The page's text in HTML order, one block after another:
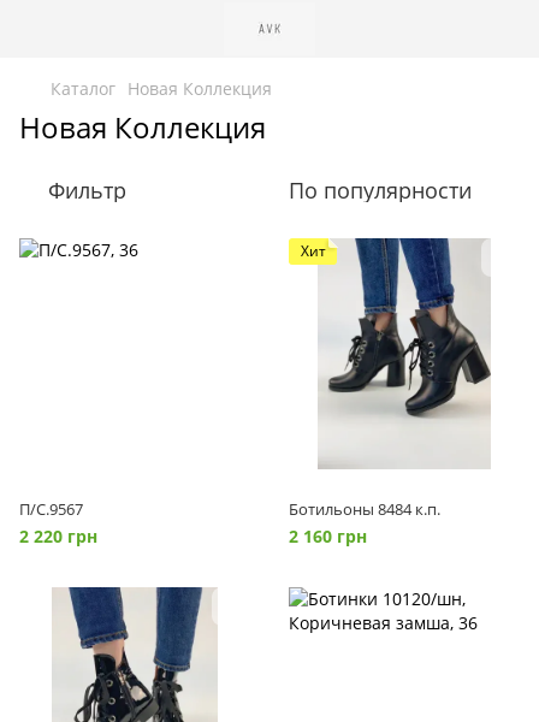
Каталог Новая Коллекция
Новая Коллекция
Фильтр По популярности
П/С.9567
2 220 грн
Хит
Ботильоны 8484 к.п.
2 160 грн